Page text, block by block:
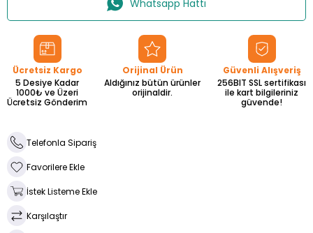
Whatsapp Hattı
Ücretsiz Kargo
5 Desiye Kadar
1000₺ ve Üzeri
Ücretsiz Gönderim
Orijinal Ürün
Aldığınız bütün ürünler
orijinaldir.
Güvenli Alışveriş
256BIT SSL sertifikası
ile kart bilgileriniz
güvende!
Telefonla Sipariş
Favorilere Ekle
İstek Listeme Ekle
Karşılaştır